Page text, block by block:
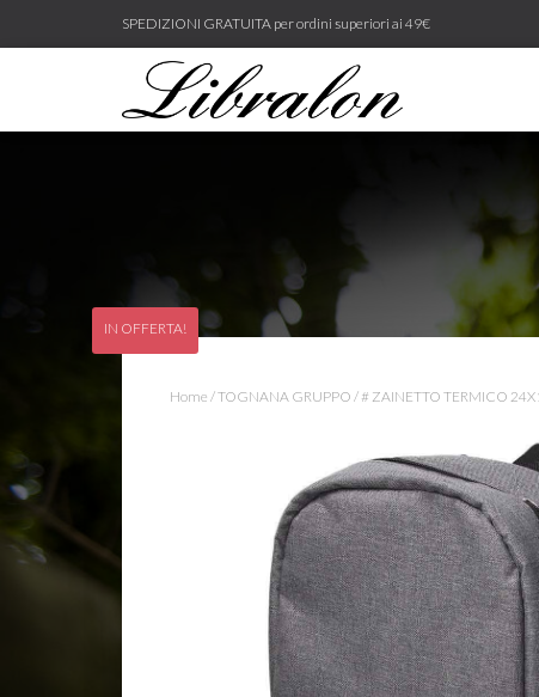
SPEDIZIONI GRATUITA per ordini superiori ai 49€
Home /TOGNANA GRUPPO / # ZAINETTO TERMICO
IN OFFERTA!